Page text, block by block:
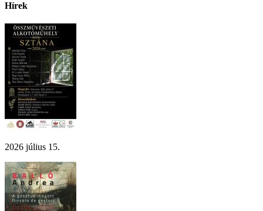
Hírek
2026 július 15.